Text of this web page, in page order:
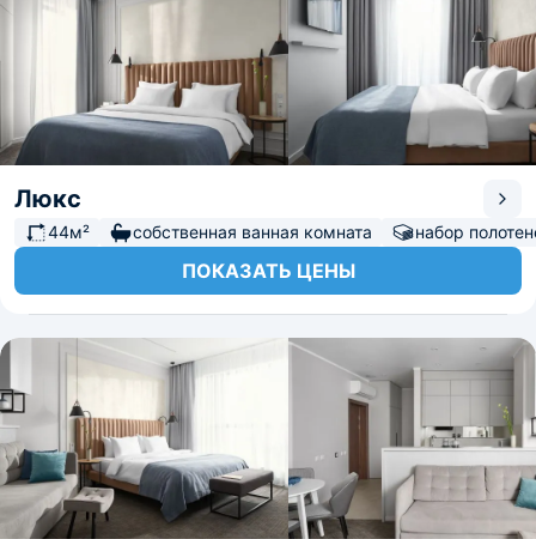
Люкс
44м² собственная ванная комната набор
ПОКАЗАТЬ ЦЕНЫ